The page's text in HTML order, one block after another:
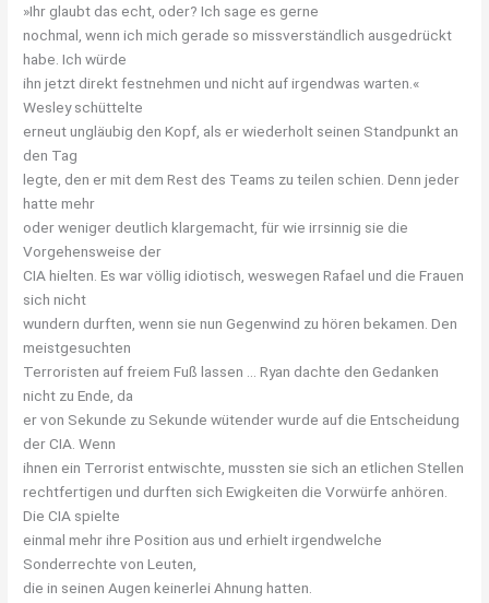
»Ihr glaubt das echt, oder? Ich sage es gerne
nochmal, wenn ich mich gerade so missverständlich ausgedrückt
habe. Ich würde
ihn jetzt direkt festnehmen und nicht auf irgendwas warten.«
Wesley schüttelte
erneut ungläubig den Kopf, als er wiederholt seinen Standpunkt an
den Tag
legte, den er mit dem Rest des Teams zu teilen schien. Denn jeder
hatte mehr
oder weniger deutlich klargemacht, für wie irrsinnig sie die
Vorgehensweise der
CIA hielten. Es war völlig idiotisch, weswegen Rafael und die Frauen
sich nicht
wundern durften, wenn sie nun Gegenwind zu hören bekamen. Den
meistgesuchten
Terroristen auf freiem Fuß lassen … Ryan dachte den Gedanken
nicht zu Ende, da
er von Sekunde zu Sekunde wütender wurde auf die Entscheidung
der CIA. Wenn
ihnen ein Terrorist entwischte, mussten sie sich an etlichen Stellen
rechtfertigen und durften sich Ewigkeiten die Vorwürfe anhören.
Die CIA spielte
einmal mehr ihre Position aus und erhielt irgendwelche
Sonderrechte von Leuten,
die in seinen Augen keinerlei Ahnung hatten.